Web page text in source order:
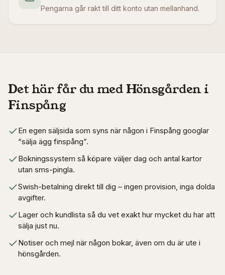
Pengarna går rakt till ditt konto utan mellanhand.
Det här får du med Hönsgården i
Finspång
En egen säljsida som syns när någon i Finspång googlar
“sälja ägg finspång”.
Bokningssystem så köpare väljer dag och antal kartor
utan sms-pingla.
Swish-betalning direkt till dig – ingen provision, inga dolda
avgifter.
Lager och kundlista så du vet exakt hur mycket du har att
sälja just nu.
Notiser och mejl när någon bokar, även om du är ute i
hönsgården.